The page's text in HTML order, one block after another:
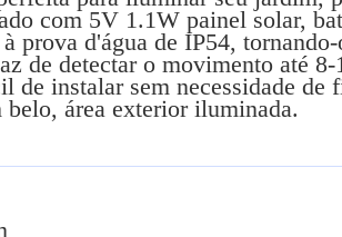
com 5V 1.1W painel solar,
d'água de IP54, tornando-
de detectar o movimento até 8-
instalar sem necessidade de
área exterior iluminada.